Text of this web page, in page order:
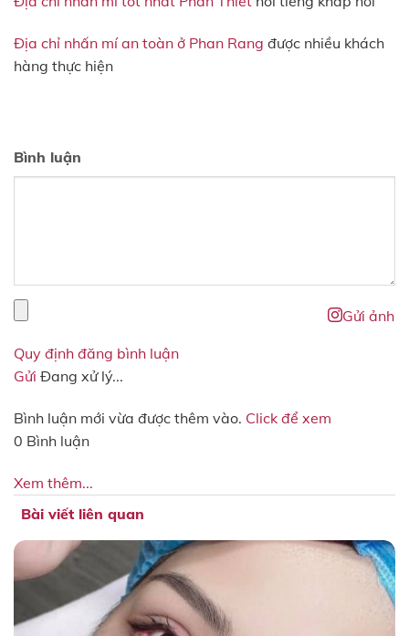
Địa chỉ nhấn mí an toàn ở Phan Rang được nhiều khách
hàng thực hiện
Bình luận
Gửi ảnh
Quy định đăng bình luận
Gửi Đang xử lý...
Bình luận mới vừa được thêm vào. Click để xem
0 Bình luận
Xem thêm...
Bài viết liên quan